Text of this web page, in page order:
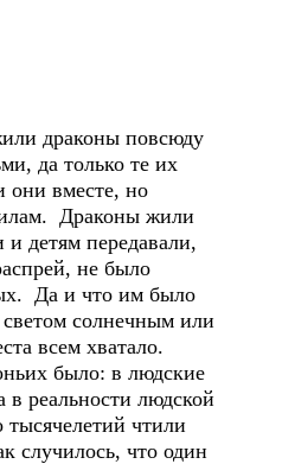
драконы повсюду
да только те их
вместе, но
Драконы жили
и детям передавали,
не было
Да и что им было
солнечным или
всем хватало.
было: в людские
в реальности людской
чтили
случилось, что один